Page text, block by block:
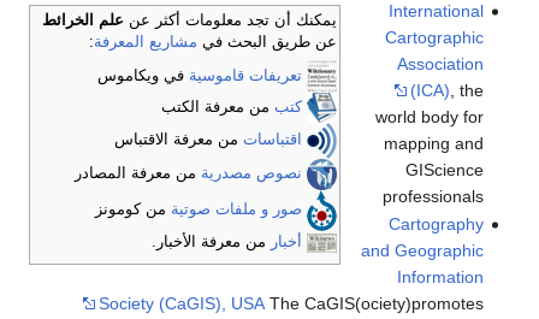
يمكنك أن تجد معلومات أكثر عنعلم الخرائط
عن طريق البحث فيمشاريع المعرفة:
تعريفات قاموسيةفي ويكاموس
كتبمن معرفة الكتب
اقتباساتمن معرفة الاقتباس
نصوص مصدريةمن معرفة المصادر
صور و ملفات صوتية من كومونز
أخبارمن معرفة الأخبار.
International
Cartographic
Association
(ICA)
world body for
mapping and
GIScience
professionals
Cartography
and Geographic
Information
Society (CaGIS), USAThe CaGIS(ociety)promotes